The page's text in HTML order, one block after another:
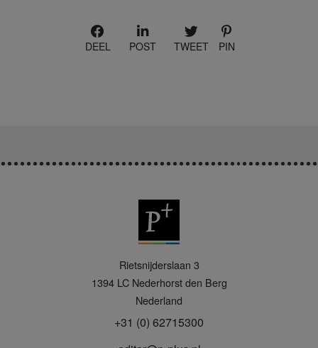
DEEL POST TWEET PIN
Rietsnijderslaan 3
1394 LC Nederhorst den Berg
Nederland
+31 (0) 62715300